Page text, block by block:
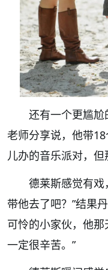
还有一个更尴
老师分享说，他带
儿办的音乐派对，但
德莱斯感觉有戏
带他去了吧？”结果
可怜的小家伙，他
一定很辛苦。”